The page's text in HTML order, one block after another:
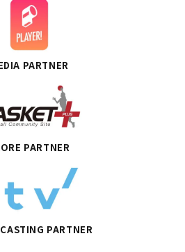
PARTNER
PARTNER
PARTNER